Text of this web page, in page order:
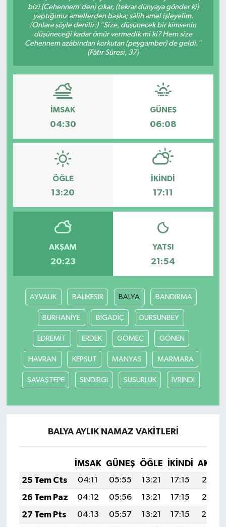
bizi (Cehennem'den) çıkar, (tekrar dünyaya gönder ki)
yaptığımız amellerden başka; sâlih amel işleyelim.
(Onlara şöyle denilir:) "Size, düşünecek bir kimsenin
düşüneceği kadar ömür vermedik mi ki? Hem size
Cehennem azâbından korkutan (peygamber) de geldi."
(Fâtır Sûresi, 37)
İMSAK
04:30
GÜNEŞ
06:08
ÖĞLE
13:20
İKINDI
17:11
AKŞAM
20:23
YATSI
21:54
AYVALIK BALIKESİR BALYA BANDIRMA
BURHANİYE BİGADİÇ DURSUNBEY
EDREMİT ERDEK GÖMEÇ GÖNEN
HAVRAN KEPSUT MANYAS MARMARA
SAVAŞTEPE SINDIRGI SUSURLUK İVRİNDİ
BALYA AYLIK NAMAZ VAKITLERI
İMSAK GÜNEŞ ÖĞLE İKINDI
25 Tem Cts
04:11 05:55 13:21 17:15
20:37
26 Tem Paz
04:12 05:56 13:21 17:15
20:37
27 Tem Pts
04:13 05:57 13:21 17:15
20:36
Devrek
Bolu
BİLİM VE TEKNOLOJİ
DUNYA
Eğitim
Gökçebey
GÜNDEM
İş ilanı
Kilimli
Kültür - Sanat
MAGAZİN
Politika
Resmi İlan
Sağlık
SİYASET